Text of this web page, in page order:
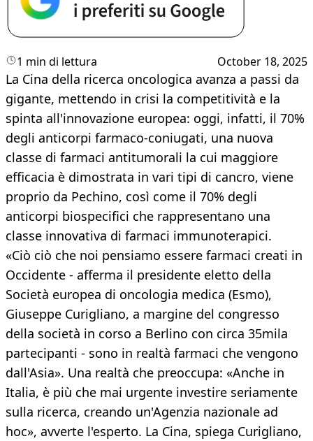
1 min di lettura October 18, 2025
La Cina della ricerca oncologica avanza a passi da
gigante, mettendo in crisi la competitività e la
spinta all'innovazione europea: oggi, infatti, il 70%
degli anticorpi farmaco-coniugati, una nuova
classe di farmaci antitumorali la cui maggiore
efficacia è dimostrata in vari tipi di cancro, viene
proprio da Pechino, così come il 70% degli
anticorpi biospecifici che rappresentano una
classe innovativa di farmaci immunoterapici.
«Ciò ciò che noi pensiamo essere farmaci creati in
Occidente - afferma il presidente eletto della
Società europea di oncologia medica (Esmo),
Giuseppe Curigliano, a margine del congresso
della società in corso a Berlino con circa 35mila
partecipanti - sono in realtà farmaci che vengono
dall'Asia». Una realtà che preoccupa: «Anche in
Italia, è più che mai urgente investire seriamente
sulla ricerca, creando un'Agenzia nazionale ad
hoc», avverte l'esperto. La Cina, spiega Curigliano,